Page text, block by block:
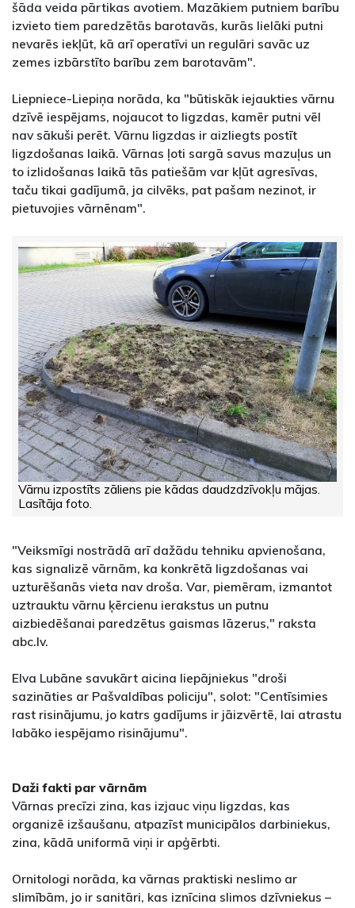
šāda veida pārtikas avotiem. Mazākiem putniem barību
izvieto tiem paredzētās barotavās, kurās lielāki putni
nevarēs iekļūt, kā arī operatīvi un regulāri savāc uz
zemes izbārstīto barību zem barotavām".
Liepniece-Liepiņa norāda, ka "būtiskāk iejaukties vārnu
dzīvē iespējams, nojaucot to ligzdas, kamēr putni vēl
nav sākuši perēt. Vārnu ligzdas ir aizliegts postīt
ligzdošanas laikā. Vārnas ļoti sargā savus mazuļus un
to izlidošanas laikā tās patiešām var kļūt agresīvas,
taču tikai gadījumā, ja cilvēks, pat pašam nezinot, ir
pietuvojies vārnēnam".
Vārnu izpostīts zāliens pie kādas daudzdzīvokļu mājas.
Lasītāja foto.
"Veiksmīgi nostrādā arī dažādu tehniku apvienošana,
kas signalizē vārnām, ka konkrētā ligzdošanas vai
uzturēšanās vieta nav droša. Var, piemēram, izmantot
uztrauktu vārnu ķērcienu ierakstus un putnu
aizbiedēšanai paredzētus gaismas lāzerus," raksta
abc.lv.
Elva Lubāne savukārt aicina liepājniekus "droši
sazināties ar Pašvaldības policiju", solot: "Centīsimies
rast risinājumu, jo katrs gadījums ir jāizvērtē, lai atrastu
labāko iespējamo risinājumu".
Daži fakti par vārnām
Vārnas precīzi zina, kas izjauc viņu ligzdas, kas
organizē izšaušanu, atpazīst municipālos darbiniekus,
zina, kādā uniformā viņi ir apģērbti.
Ornitologi norāda, ka vārnas praktiski neslimo ar
slimībām, jo ir sanitāri, kas iznīcina slimos dzīvniekus –